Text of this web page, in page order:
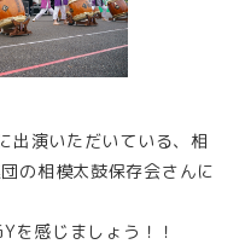
出演いただいている、相
の相模太鼓保存会さんに
を感じましょう！！